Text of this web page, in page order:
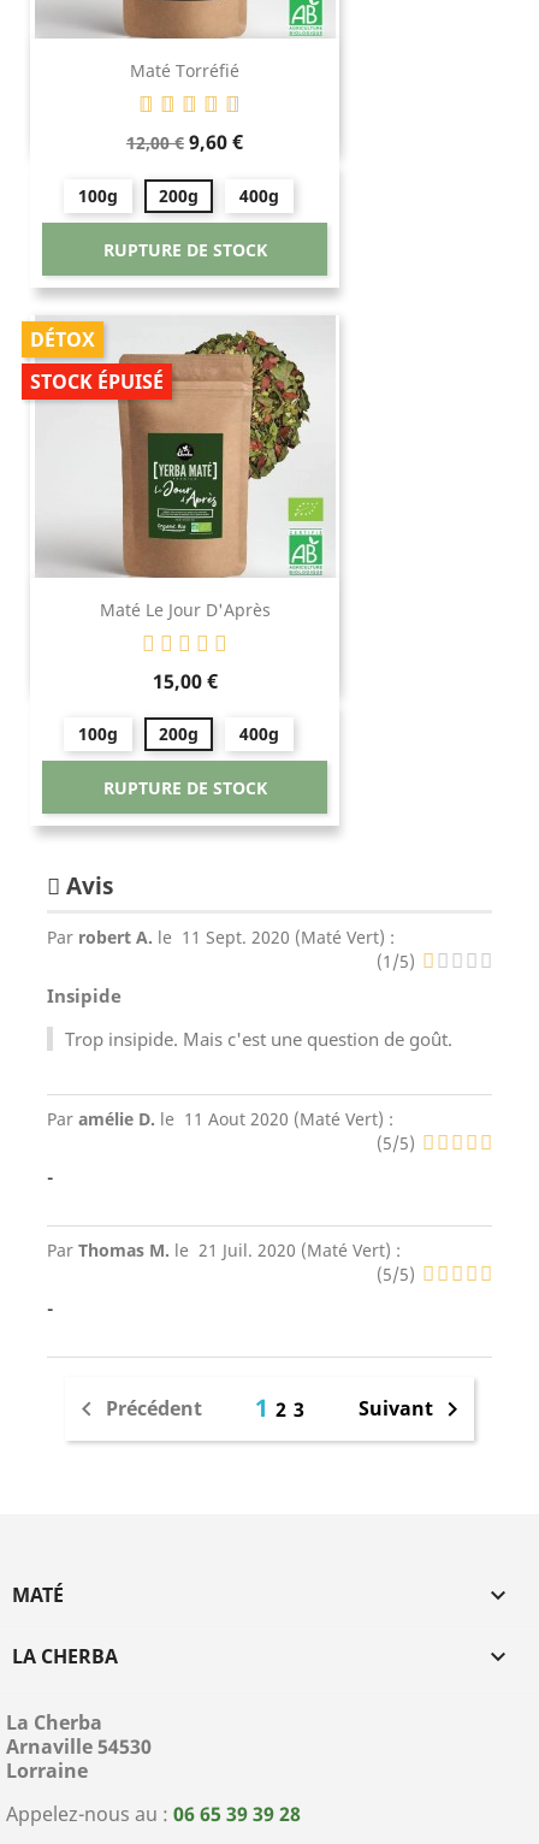
Maté Torréfié
Prix
base
12,00 € Prix
9,60 €
100g 200g 400g
RUPTURE DE STOCK
Maté Le Jour D'Après
Prix
15,00 €
100g 200g 400g
RUPTURE DE STOCK
DÉTOX
STOCK ÉPUISÉ
Avis
Par robert A. le 11 Sept. 2020 (Maté Vert) :
(1 /5)
Insipide
Trop insipide. Mais c'est une question de goût.
Par amélie D. le 11 Aout 2020 (Maté Vert) :
(5/5)
-
Par Thomas M. le 21 Juil. 2020 (Maté Vert) :
(5/5)
-
 Précédent 1 2 3 Suivant 
MATÉ 
LA CHERBA 
La Cherba
Arnaville 54530
Lorraine
Appelez-nous au : 06 65 39 39 28